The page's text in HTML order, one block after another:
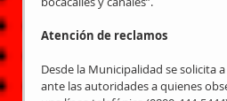
Atención de reclamos
Desde la Municipalidad se solicita
ante las autoridades a quienes